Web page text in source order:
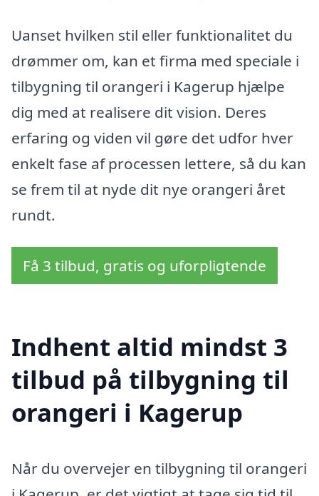
Uanset hvilken stil eller funktionalitet du
drømmer om, kan et firma med speciale i
tilbygning til orangeri i Kagerup hjælpe
dig med at realisere dit vision. Deres
erfaring og viden vil gøre det udfor hver
enkelt fase af processen lettere, så du kan
se frem til at nyde dit nye orangeri året
rundt.
Få 3 tilbud, gratis og uforpligtende
Indhent altid mindst 3
tilbud på tilbygning til
orangeri i Kagerup
Når du overvejer en tilbygning til orangeri